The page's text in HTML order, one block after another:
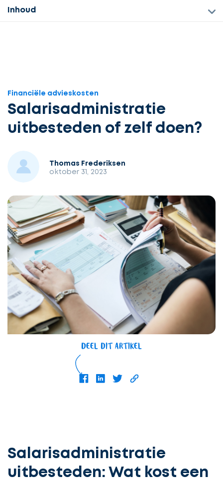
Inhoud
Financiële advieskosten
Salarisadministratie
uitbesteden of zelf doen?
Thomas Frederiksen
oktober 31, 2023
DEEL DIT ARTIKEL
Salarisadministratie
uitbesteden: Wat kost een